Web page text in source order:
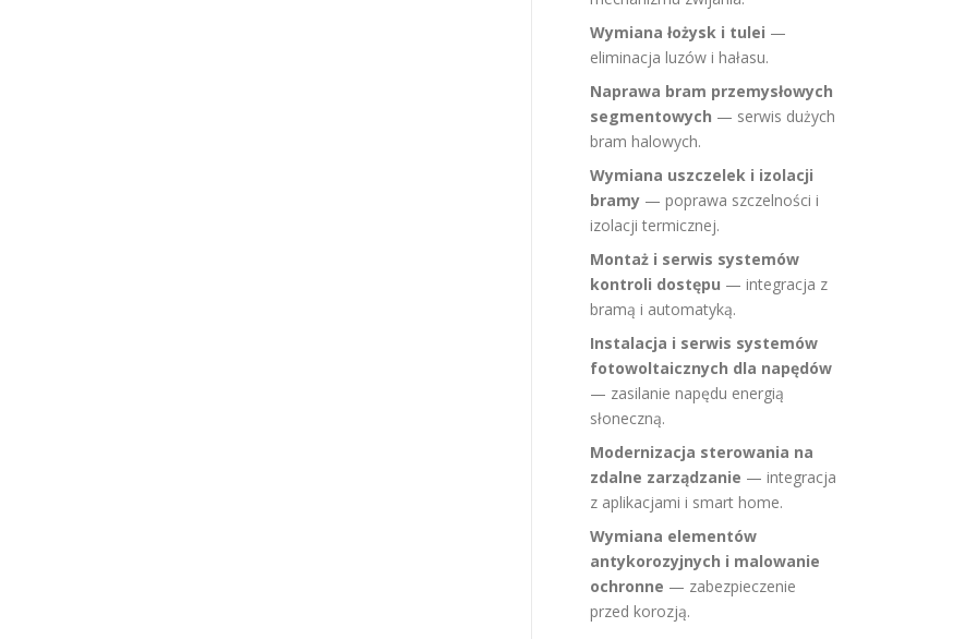
Wymiana łożysk i tulei —
eliminacja luzów i hałasu.
Naprawa bram przemysłowych
segmentowych — serwis dużych
bram halowych.
Wymiana uszczelek i izolacji
bramy — poprawa szczelności i
izolacji termicznej.
Montaż i serwis systemów
kontroli dostępu — integracja z
bramą i automatyką.
Instalacja i serwis systemów
fotowoltaicznych dla napędów
— zasilanie napędu energią
słoneczną.
Modernizacja sterowania na
zdalne zarządzanie — integracja
z aplikacjami i smart home.
Wymiana elementów
antykorozyjnych i malowanie
ochronne — zabezpieczenie
przed korozją.